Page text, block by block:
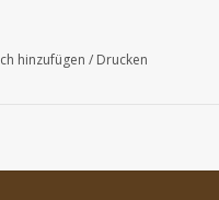
hinzufügen / Drucken